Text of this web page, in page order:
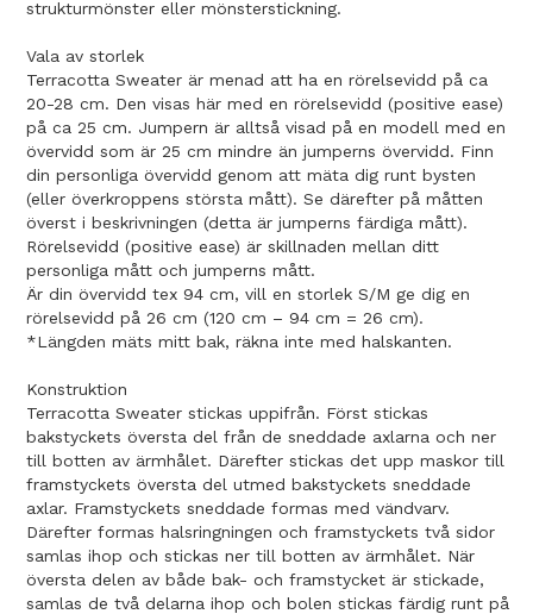
strukturmönster eller mönsterstickning.
Vala av storlek
Terracotta Sweater är menad att ha en rörelsevidd på ca
20-28 cm. Den visas här med en rörelsevidd (positive ease)
på ca 25 cm. Jumpern är alltså visad på en modell med en
övervidd som är 25 cm mindre än jumperns övervidd. Finn
din personliga övervidd genom att mäta dig runt bysten
(eller överkroppens största mått). Se därefter på måtten
överst i beskrivningen (detta är jumperns färdiga mått).
Rörelsevidd (positive ease) är skillnaden mellan ditt
personliga mått och jumperns mått.
Är din övervidd tex 94 cm, vill en storlek S/M ge dig en
rörelsevidd på 26 cm (120 cm – 94 cm = 26 cm).
*Längden mäts mitt bak, räkna inte med halskanten.
Konstruktion
Terracotta Sweater stickas uppifrån. Först stickas
bakstyckets översta del från de sneddade axlarna och ner
till botten av ärmhålet. Därefter stickas det upp maskor till
framstyckets översta del utmed bakstyckets sneddade
axlar. Framstyckets sneddade formas med vändvarv.
Därefter formas halsringningen och framstyckets två sidor
samlas ihop och stickas ner till botten av ärmhålet. När
översta delen av både bak- och framstycket är stickade,
samlas de två delarna ihop och bolen stickas färdig runt på